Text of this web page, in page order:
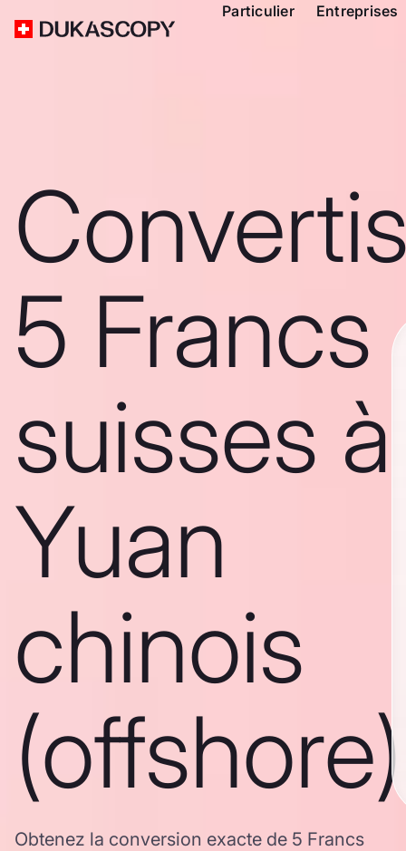
Particulier Entreprises
5 Francs
suisses à
Yuan
chinois
(offshore)
Obtenez la conversion exacte de 5 Francs